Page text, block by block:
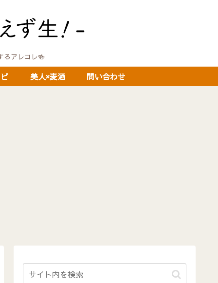
アレコレ🍻
美人×麦酒 問い合わせ